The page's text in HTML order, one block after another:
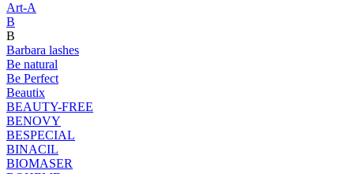
Art-A
B
B
Barbara lashes
Be natural
Be Perfect
Beautix
BEAUTY-FREE
BENOVY
BESPECIAL
BINACIL
BIOMASER